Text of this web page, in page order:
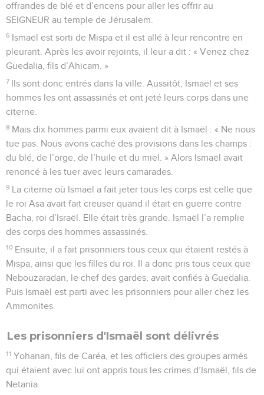
offrandes de blé et d’encens pour aller les offrir au
SEIGNEUR au temple de Jérusalem.
6 Ismaël est sorti de Mispa et il est allé à leur rencontre en
pleurant. Après les avoir rejoints, il leur a dit : « Venez chez
Guedalia, fils d’Ahicam. »
7 Ils sont donc entrés dans la ville. Aussitôt, Ismaël et ses
hommes les ont assassinés et ont jeté leurs corps dans une
citerne.
8 Mais dix hommes parmi eux avaient dit à Ismaël : « Ne nous
tue pas. Nous avons caché des provisions dans les champs :
du blé, de l’orge, de l’huile et du miel. » Alors Ismaël avait
renoncé à les tuer avec leurs camarades.
9 La citerne où Ismaël a fait jeter tous les corps est celle que
le roi Asa avait fait creuser quand il était en guerre contre
Bacha, roi d’Israël. Elle était très grande. Ismaël l’a remplie
des corps des hommes assassinés.
10 Ensuite, il a fait prisonniers tous ceux qui étaient restés à
Mispa, ainsi que les filles du roi. Il a donc pris tous ceux que
Nebouzaradan, le chef des gardes, avait confiés à Guedalia.
Puis Ismaël est parti avec les prisonniers pour aller chez les
Ammonites.
Les prisonniers d'Ismaël sont délivrés
11 Yohanan, fils de Caréa, et les officiers des groupes armés
qui étaient avec lui ont appris tous les crimes d’Ismaël, fils de
Netania.